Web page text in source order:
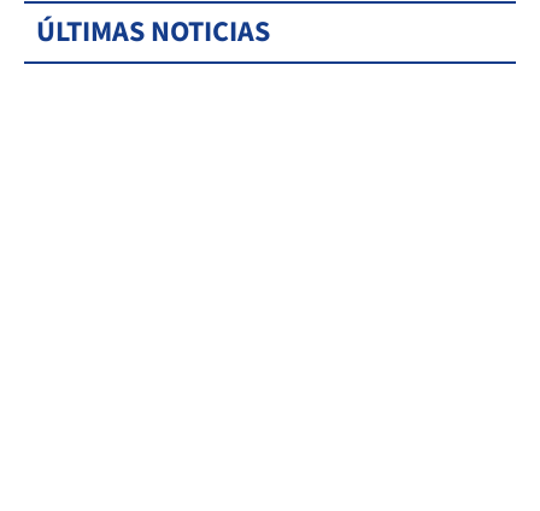
ÚLTIMAS NOTICIAS